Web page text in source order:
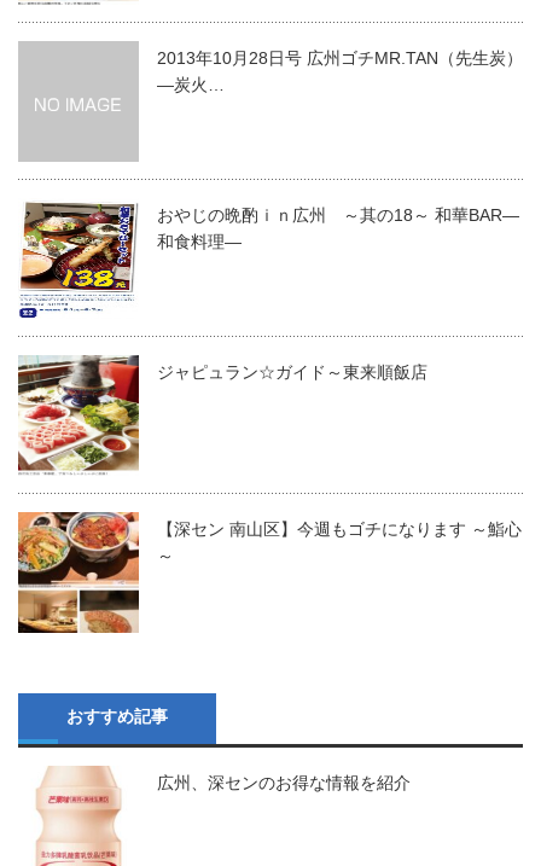
2013年10月28日号 広州ゴチMR.TAN（先生炭）
―炭火…
おやじの晩酌ｉｎ広州 ～其の18～ 和華BAR―
和食料理―
ジャピュラン☆ガイド～東来順飯店
【深セン 南山区】今週もゴチになります ～鮨心
～
おすすめ記事
広州、深センのお得な情報を紹介